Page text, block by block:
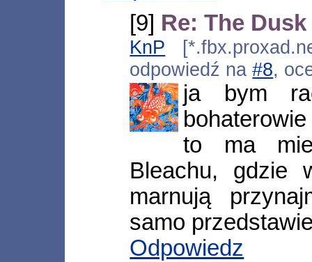
[9] Re: The Dusk
KnP
odpowiedź na#8,
ja bym
to ma
Bleachu, gdzie
marnują
samo
Odpowiedz